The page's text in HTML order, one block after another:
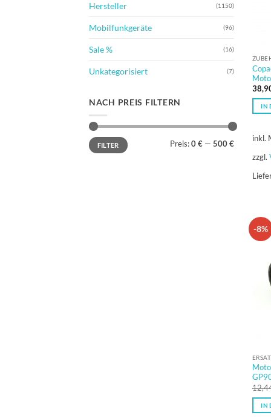
Hersteller (1150)
Mobilfunkgeräte (96)
Sale % (16)
Unkategorisiert (7)
NACH PREIS FILTERN
Min.
Preis
Max.
PreisFILTER Preis: 0 € — 500 €
IN
inkl.
zzgl.
-8%
IN